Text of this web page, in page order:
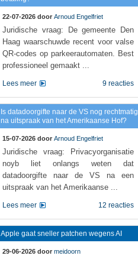
22-07-2026 door Arnoud Engelfriet
Juridische vraag: De gemeente Den
Haag waarschuwde recent voor valse
QR-codes op parkeerautomaten. Best
professioneel gemaakt ...
9 reacties
Lees meer
Is datadoorgifte naar de VS nog rechtmatig
na uitspraak van het Amerikaanse Hof?
15-07-2026 door Arnoud Engelfriet
Juridische vraag: Privacyorganisatie
noyb liet onlangs weten dat
datadoorgifte naar de VS na een
uitspraak van het Amerikaanse ...
12 reacties
Lees meer
Apple gaat sneller patchen wegens AI
29-06-2026 door meidoorn